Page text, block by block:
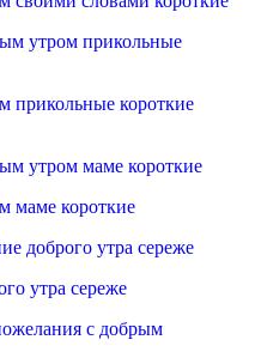
прикольные короткие
маме короткие
утра сереже